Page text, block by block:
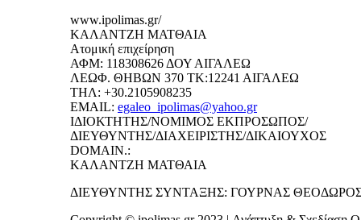
www.ipolimas.gr/
ΚΑΛΑΝΤΖΗ ΜΑΤΘΑΙΑ
Ατομική επιχείρηση
ΑΦΜ: 118308626 ΔΟΥ ΑΙΓΑΛΕΩ
ΛΕΩΦ. ΘΗΒΩΝ 370 ΤΚ:12241 ΑΙΓΑΛΕΩ
ΤΗΛ: +30.2105908235
EMAIL: egaleo_ipolimas@yahoo.gr
ΙΔΙΟΚΤΗΤΗΣ/ΝΟΜΙΜΟΣ ΕΚΠΡΟΣΩΠΟΣ/
ΔΙΕΥΘΥΝΤΗΣ/ΔΙΑΧΕΙΡΙΣΤΗΣ/ΔΙΚΑΙΟΥΧΟΣ
DOMAIN.:
ΚΑΛΑΝΤΖΗ ΜΑΤΘΑΙΑ
ΔΙΕΥΘΥΝΤΗΣ ΣΥΝΤΑΞΗΣ: ΓΟΥΡΝΑΣ